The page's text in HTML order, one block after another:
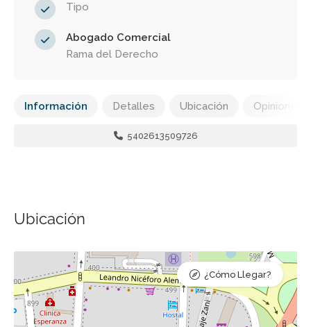
Tipo
Abogado Comercial
Rama del Derecho
Información Detalles Ubicación Opiniones
5402613509726
Ubicación
¿Cómo Llegar?